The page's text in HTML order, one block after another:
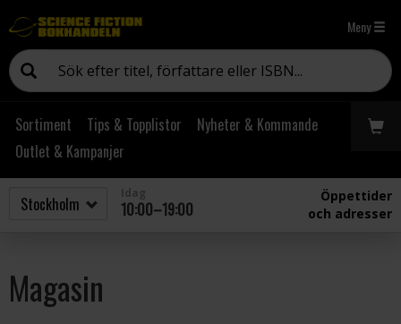
Meny
Sortiment Tips & Topplistor
Nyheter & Kommande
Outlet & Kampanjer
10:00–19:00
Öppettider
och adresser
Magasin